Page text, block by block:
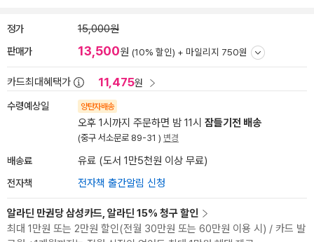
정가 15,000원
판매가 13,500원 (10% 할인) + 마일리지 750원
카드최대혜택가 11,475원
수령예상일 양탄자배송
오후 1시까지 주문하면 밤 11시 잠들기전 배송
(중구 서소문로 89-31 ) 변경
배송료 유료 (도서 1만5천원 이상 무료)
전자책 전자책 출간알림 신청
알라딘 만권당 삼성카드, 알라딘 15% 청구 할인
최대 1만원 또는 2만원 할인(전월 30만원 또는 60만원 이용 시) / 카드 발